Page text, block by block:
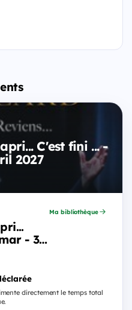
C'est fini ... -
2027
- 30
Ma bibliothèque
directement le temps total